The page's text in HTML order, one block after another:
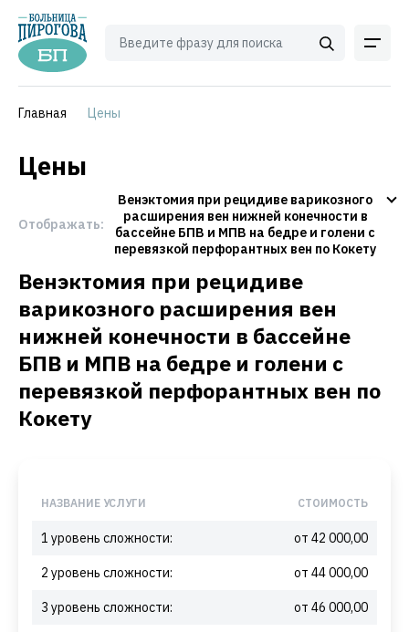
Главная Цены
Цены
Отображать:
Венэктомия при рецидиве варикозного
расширения вен нижней конечности в
бассейне БПВ и МПВ на бедре и голени с
перевязкой перфорантных вен по Кокету
Венэктомия при рецидиве
варикозного расширения вен
нижней конечности в бассейне
БПВ и МПВ на бедре и голени с
перевязкой перфорантных вен по
Кокету
НАЗВАНИЕ УСЛУГИ СТОИМОСТЬ
1 уровень сложности: от 42 000,00
2 уровень сложности: от 44 000,00
3 уровень сложности: от 46 000,00